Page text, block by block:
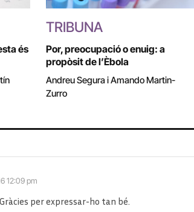
és
TRIBUNA
Por, preocupació o enuig: a
propòsit de l’Èbola
Andreu Segura i Amando Martin-
Zurro
12:09 pm
per expressar-ho tan bé.